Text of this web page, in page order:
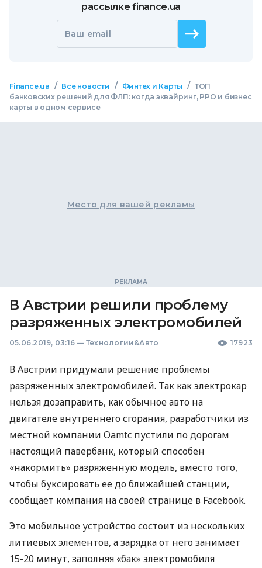
рассылке finance.ua
Ваш email
Finance.ua / Все новости / Финтех и Карты / ТОП
банковских решений для ФЛП: когда эквайринг, РРО и бизнес
карты в одном сервисе
Место для вашей рекламы
В Австрии решили проблему
разряженных электромобилей
05.06.2019, 03:16 — Технологии&Авто 17923
В Австрии придумали решение проблемы
разряженных электромобилей. Так как электрокар
нельзя дозаправить, как обычное авто на
двигателе внутреннего сгорания, разработчики из
местной компании Öamtc пустили по дорогам
настоящий павербанк, который способен
«накормить» разряженную модель, вместо того,
чтобы буксировать ее до ближайшей станции,
сообщает компания на своей странице в Facebook.
Это мобильное устройство состоит из нескольких
литиевых элементов, а зарядка от него занимает
15-20 минут, заполняя «бак» электромобиля